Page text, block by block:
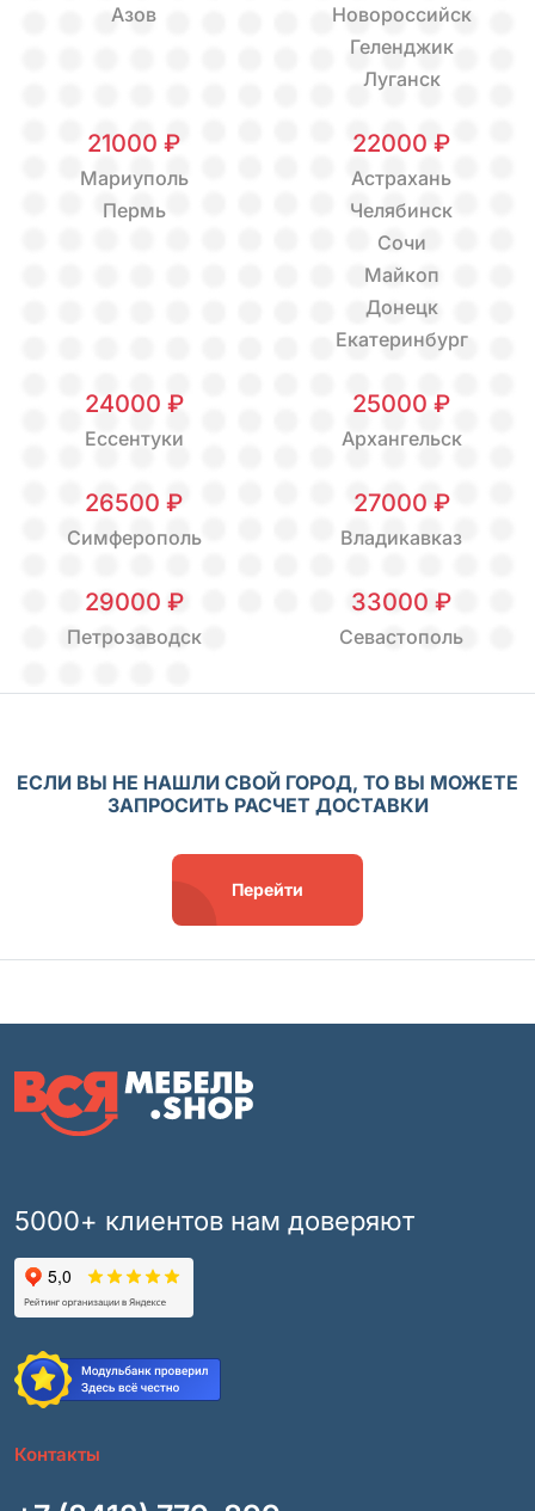
Азов
Новороссийск
Геленджик
Луганск
21000 ₽
Мариуполь
Пермь
22000 ₽
Астрахань
Челябинск
Сочи
Майкоп
Донецк
Екатеринбург
24000 ₽
Ессентуки
25000 ₽
Архангельск
26500 ₽
Симферополь
27000 ₽
Владикавказ
29000 ₽
Петрозаводск
33000 ₽
Севастополь
ЕСЛИ ВЫ НЕ НАШЛИ СВОЙ ГОРОД, ТО ВЫ МОЖЕТЕ
ЗАПРОСИТЬ РАСЧЕТ ДОСТАВКИ
Перейти
5000+ клиентов нам доверяют
Контакты